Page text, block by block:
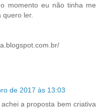
momento eu não tinha me
ler.
de 2017 às 13:03
a proposta bem criativa